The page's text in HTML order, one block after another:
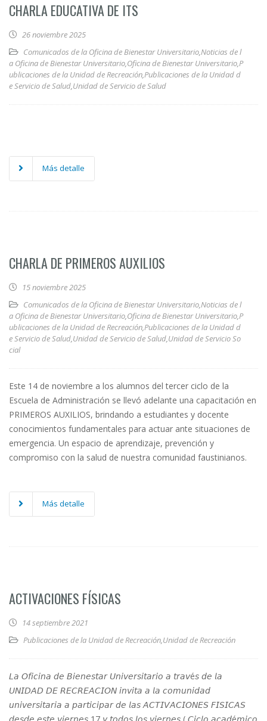
CHARLA EDUCATIVA DE ITS
26 noviembre 2025
Comunicados de la Oficina de Bienestar Universitario,Noticias de l
a Oficina de Bienestar Universitario,Oficina de Bienestar Universitario,P
ublicaciones de la Unidad de Recreación,Publicaciones de la Unidad d
e Servicio de Salud,Unidad de Servicio de Salud
Más detalle
CHARLA DE PRIMEROS AUXILIOS
15 noviembre 2025
Comunicados de la Oficina de Bienestar Universitario,Noticias de l
a Oficina de Bienestar Universitario,Oficina de Bienestar Universitario,P
ublicaciones de la Unidad de Recreación,Publicaciones de la Unidad d
e Servicio de Salud,Unidad de Servicio de Salud,Unidad de Servicio So
cial
Este 14 de noviembre a los alumnos del tercer ciclo de la
Escuela de Administración se llevó adelante una capacitación en
PRIMEROS AUXILIOS, brindando a estudiantes y docente
conocimientos fundamentales para actuar ante situaciones de
emergencia. Un espacio de aprendizaje, prevención y
compromiso con la salud de nuestra comunidad faustinianos.
Más detalle
ACTIVACIONES FÍSICAS
14 septiembre 2021
Publicaciones de la Unidad de Recreación,Unidad de Recreación
𝘓𝘢 𝘖𝘧𝘪𝘤𝘪𝘯𝘢 𝘥𝘦 𝘉𝘪𝘦𝘯𝘦𝘴𝘵𝘢𝘳 𝘜𝘯𝘪𝘷𝘦𝘳𝘴𝘪𝘵𝘢𝘳𝘪𝘰 𝘢 𝘵𝘳𝘢𝘷é𝘴 𝘥𝘦 𝘭𝘢
𝘜𝘕𝘐𝘋𝘈𝘋 𝘋𝘌 𝘙𝘌𝘊𝘙𝘌𝘈𝘊𝘐𝘖𝘕 𝘪𝘯𝘷𝘪𝘵𝘢 𝘢 𝘭𝘢 𝘤𝘰𝘮𝘶𝘯𝘪𝘥𝘢𝘥
𝘶𝘯𝘪𝘷𝘦𝘳𝘴𝘪𝘵𝘢𝘳𝘪𝘢 𝘢 𝘱𝘢𝘳𝘵𝘪𝘤𝘪𝘱𝘢𝘳 𝘥𝘦 𝘭𝘢𝘴 𝘈𝘊𝘛𝘐𝘝𝘈𝘊𝘐𝘖𝘕𝘌𝘚 𝘍𝘐𝘚𝘐𝘊𝘈𝘚